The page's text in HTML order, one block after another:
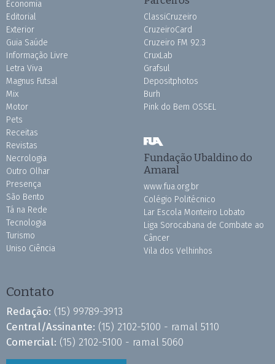
Economia
Editorial
Exterior
Guia Saúde
Informação Livre
Letra Viva
Magnus Futsal
Mix
Motor
Pets
Receitas
Revistas
Necrologia
Outro Olhar
Presença
São Bento
Tá na Rede
Tecnologia
Turismo
Uniso Ciência
ClassiCruzeiro
CruzeiroCard
Cruzeiro FM 92.3
CruxLab
Grafsul
Depositphotos
Burh
Pink do Bem OSSEL
Fundação Ubaldino do
Amaral
www.fua.org.br
Colégio Politécnico
Lar Escola Monteiro Lobato
Liga Sorocabana de Combate ao
Câncer
Vila dos Velhinhos
Contato
Redação: (15) 99789-3913
Central/Assinante: (15) 2102-5100 - ramal 5110
Comercial: (15) 2102-5100 - ramal 5060